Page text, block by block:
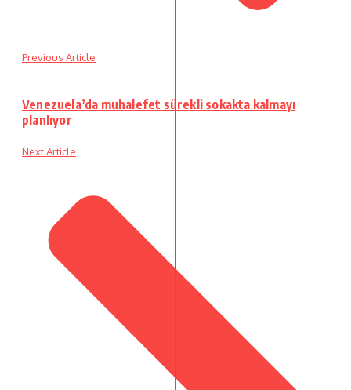
Previous Article
Venezuela’da muhalefet sürekli sokakta kalmayı
planlıyor
Next Article